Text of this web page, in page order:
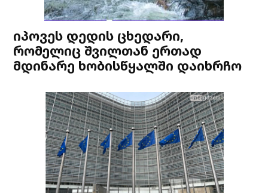
იპოვეს დედის ცხედარი,
რომელიც შვილთან ერთად
მდინარე ხობისწყალში დაიხრჩო